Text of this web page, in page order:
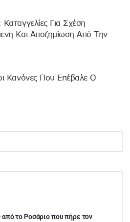
Για Σχέση
Και Αποζημίωση Από Την
Κανόνες Που Επέβαλε Ο
το Ροσάριο που πήρε τον